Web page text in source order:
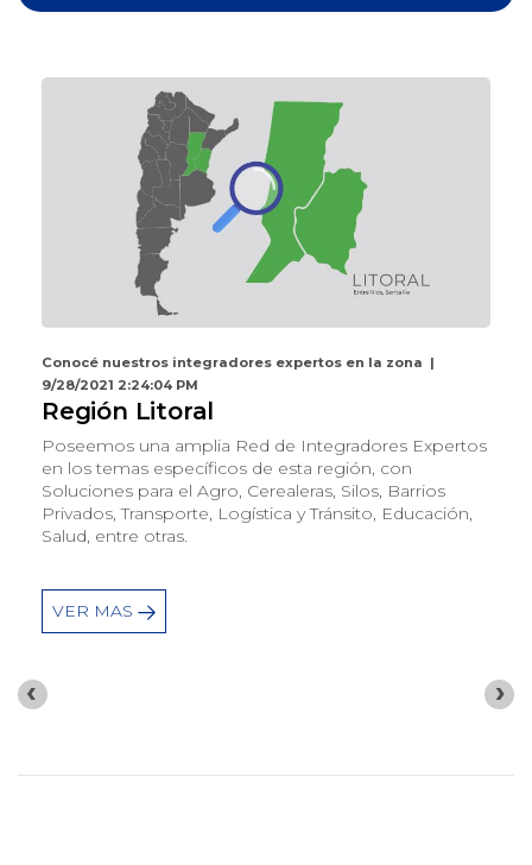
Conocé nuestros integradores expertos en la zona |
9/28/2021 2:24:04 PM
Región Litoral
Poseemos una amplia Red de Integradores Expertos
en los temas específicos de esta región, con
Soluciones para el Agro, Cerealeras, Silos, Barrios
Privados, Transporte, Logística y Tránsito, Educación,
Salud, entre otras.
VER MAS
‹ ›